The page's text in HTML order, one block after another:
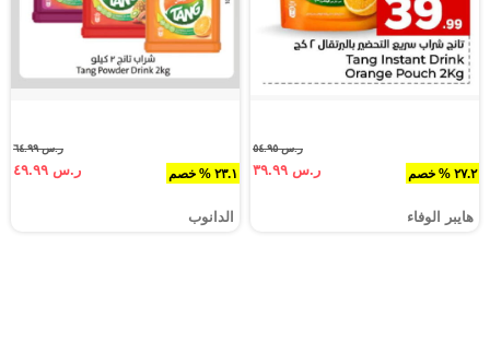
٢٧.٢ % خصم
ر.س ٥٤.٩٥
ر.س ٣٩.٩٩
هايبر الوفاء
٢٣.١ % خصم
ر.س ٦٤.٩٩
ر.س ٤٩.٩٩
الدانوب